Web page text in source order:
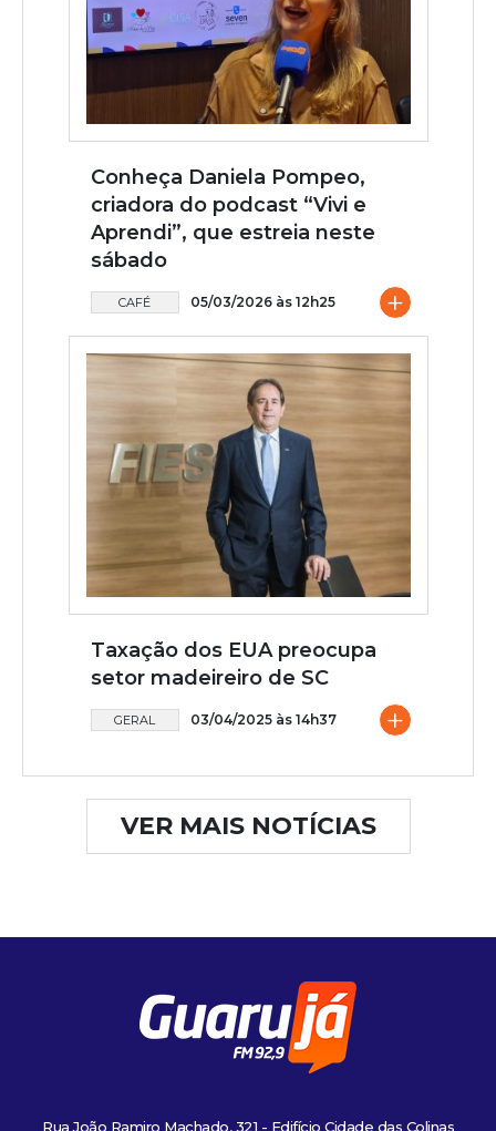
Conheça Daniela Pompeo,
criadora do podcast “Vivi e
Aprendi”, que estreia neste
sábado
CAFÉ 05/03/2026 às 12h25 +
Taxação dos EUA preocupa
setor madeireiro de SC
GERAL 03/04/2025 às 14h37 +
VER MAIS NOTÍCIAS
Rua João Ramiro Machado, 321 - Edifício Cidade das Colinas